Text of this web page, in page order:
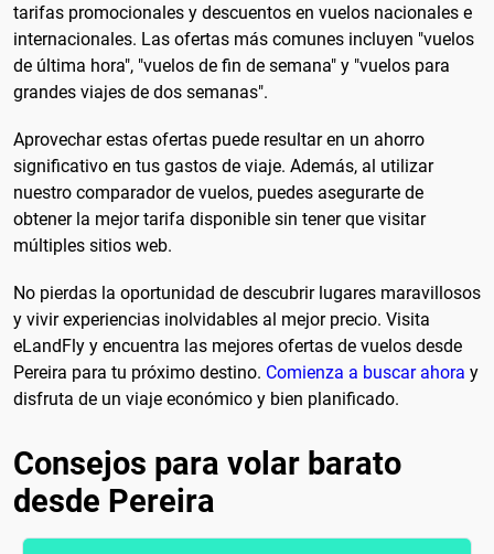
tarifas promocionales y descuentos en vuelos nacionales e
internacionales. Las ofertas más comunes incluyen "vuelos
de última hora", "vuelos de fin de semana" y "vuelos para
grandes viajes de dos semanas".
Aprovechar estas ofertas puede resultar en un ahorro
significativo en tus gastos de viaje. Además, al utilizar
nuestro comparador de vuelos, puedes asegurarte de
obtener la mejor tarifa disponible sin tener que visitar
múltiples sitios web.
No pierdas la oportunidad de descubrir lugares maravillosos
y vivir experiencias inolvidables al mejor precio. Visita
eLandFly y encuentra las mejores ofertas de vuelos desde
Pereira para tu próximo destino. Comienza a buscar ahora y
disfruta de un viaje económico y bien planificado.
Consejos para volar barato
desde Pereira